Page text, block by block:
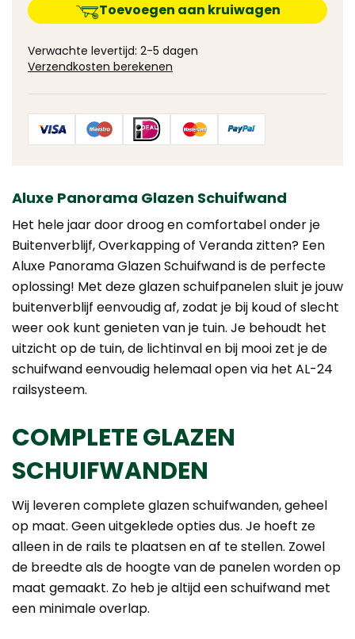
Toevoegen aan kruiwagen
Verwachte levertijd: 2-5 dagen
Verzendkosten berekenen
Aluxe Panorama Glazen Schuifwand
Het hele jaar door droog en comfortabel onder je
Buitenverblijf, Overkapping of Veranda zitten? Een
Aluxe Panorama Glazen Schuifwand is de perfecte
oplossing! Met deze glazen schuifpanelen sluit je jouw
buitenverblijf eenvoudig af, zodat je bij koud of slecht
weer ook kunt genieten van je tuin. Je behoudt het
uitzicht op de tuin, de lichtinval en bij mooi zet je de
schuifwand eenvoudig helemaal open via het AL-24
railsysteem.
COMPLETE GLAZEN
SCHUIFWANDEN
Wij leveren complete glazen schuifwanden, geheel
op maat. Geen uitgeklede opties dus. Je hoeft ze
alleen in de rails te plaatsen en af te stellen. Zowel
de breedte als de hoogte van de panelen worden op
maat gemaakt. Zo heb je altijd een schuifwand met
een minimale overlap.